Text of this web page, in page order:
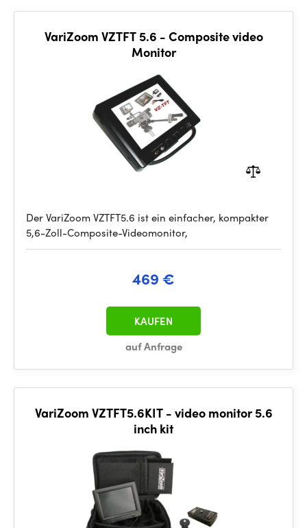
VariZoom VZTFT 5.6 - Composite video
Monitor
Der VariZoom VZTFT5.6 ist ein einfacher, kompakter
5,6-Zoll-Composite-Videomonitor,
469 €
auf Anfrage
KAUFEN
VariZoom VZTFT5.6KIT - video monitor 5.6
inch kit